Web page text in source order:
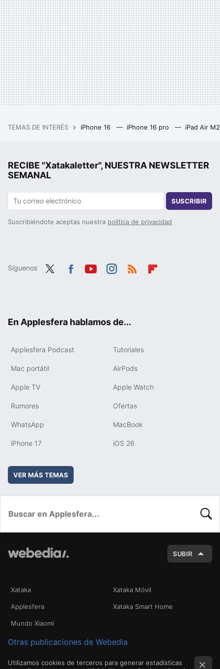
TEMAS DE INTERÉS iPhone 16 iPhone 16 pro iPad Air
RECIBE "Xatakaletter", NUESTRA NEWSLETTER
SEMANAL
SUSCRIBIR
Suscribiéndote aceptas nuestra política de privacidad
Síguenos
En Applesfera hablamos de...
Applesfera Podcast Tutoriales
Mac portátil AirPods
Apple TV Apple Watch
Rumores Ofertas
WhatsApp MacBook
iPhone 17 iOS 26
VER MÁS TEMAS
SUBIR
Xataka Xataka Móvil
Applesfera Xataka Smart Home
Mundo Xiaomi
Otras publicaciones de Webedia
Utilizamos cookies de terceros para generar estadísticas